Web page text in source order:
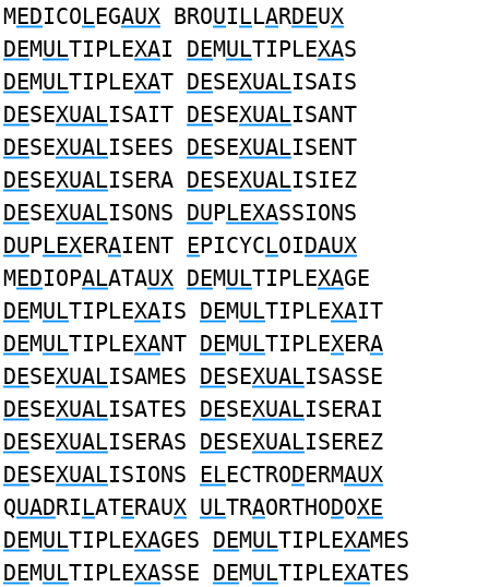
MEDICOLEGAUX BROUILLARDEUX
DEMULTIPLEXAI DEMULTIPLEXAS
DEMULTIPLEXAT DESEXUALISAIS
DESEXUALISAIT DESEXUALISANT
DESEXUALISEES DESEXUALISENT
DESEXUALISERA DESEXUALISIEZ
DESEXUALISONS DUPLEXASSIONS
DUPLEXERAIENT EPICYCLOIDAUX
MEDIOPALATAUX DEMULTIPLEXAGE
DEMULTIPLEXAIS DEMULTIPLEXAIT
DEMULTIPLEXANT DEMULTIPLEXERA
DESEXUALISAMES DESEXUALISASSE
DESEXUALISATES DESEXUALISERAI
DESEXUALISERAS DESEXUALISEREZ
DESEXUALISIONS ELECTRODERMAUX
QUADRILATERAUX ULTRAORTHODOXE
DEMULTIPLEXAGES DEMULTIPLEXAMES
DEMULTIPLEXASSE DEMULTIPLEXATES